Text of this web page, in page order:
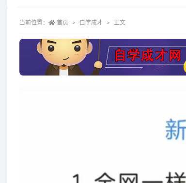
当前位置： 首页 自学成才 正文